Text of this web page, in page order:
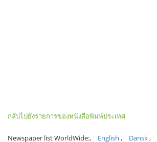
กลับไปยังรายการของหนังสือพิมพ์ประเทศ
Newspaper list WorldWide: English Dansk